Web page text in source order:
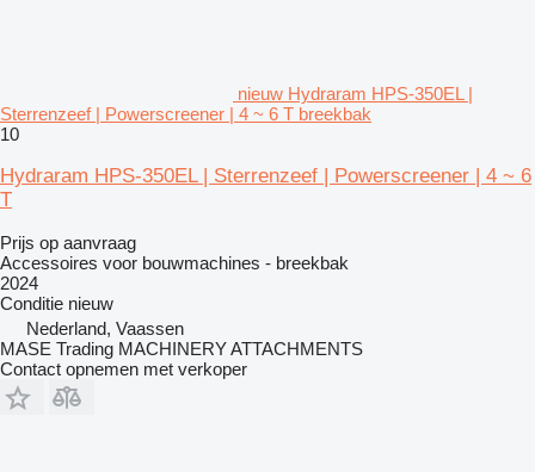
nieuw Hydraram HPS-350EL |
Sterrenzeef | Powerscreener | 4 ~ 6 T breekbak
10
Hydraram HPS-350EL | Sterrenzeef | Powerscreener | 4 ~ 6
T
Prijs op aanvraag
Accessoires voor bouwmachines - breekbak
2024
Conditie nieuw
Nederland, Vaassen
MASE Trading MACHINERY ATTACHMENTS
Contact opnemen met verkoper